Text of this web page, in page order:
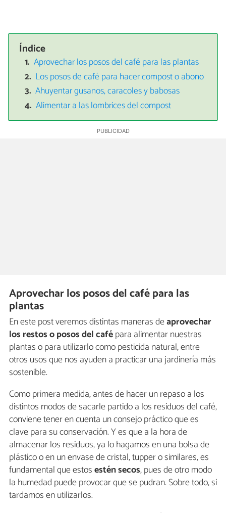
Índice
Aprovechar los posos del café para las plantas
Los posos de café para hacer compost o abono
Ahuyentar gusanos, caracoles y babosas
Alimentar a las lombrices del compost
Aprovechar los posos del café para las
plantas
En este post veremos distintas maneras deaprovechar
los restos o posos del cafépara alimentar nuestras
plantas o para utilizarlo como pesticida natural, entre
otros usos que nos ayuden a practicar una jardinería más
sostenible.
Como primera medida, antes de hacer un repaso a los
distintos modos de sacarle partido a los residuos del café,
conviene tener en cuenta un consejo práctico que es
clave para su conservación. Y es que a la hora de
almacenar los residuos, ya lo hagamos en una bolsa de
plástico o en un envase de cristal, tupper o similares, es
fundamental que estosestén secos, pues de otro modo
la humedad puede provocar que se pudran. Sobre todo, si
tardamos en utilizarlos.